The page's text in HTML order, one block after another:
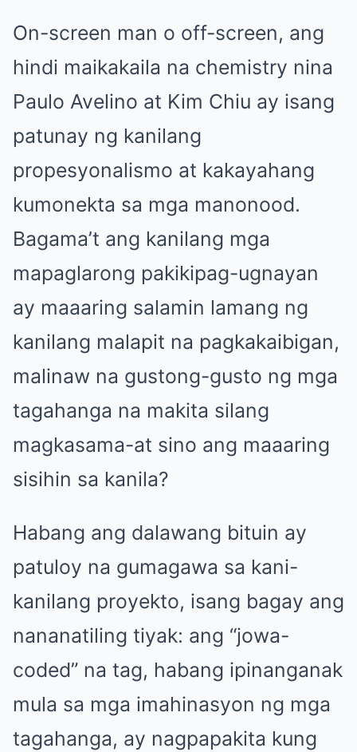
On-screen man o off-screen, ang
hindi maikakaila na chemistry nina
Paulo Avelino at Kim Chiu ay isang
patunay ng kanilang
propesyonalismo at kakayahang
kumonekta sa mga manonood.
Bagama’t ang kanilang mga
mapaglarong pakikipag-ugnayan
ay maaaring salamin lamang ng
kanilang malapit na pagkakaibigan,
malinaw na gustong-gusto ng mga
tagahanga na makita silang
magkasama-at sino ang maaaring
sisihin sa kanila?
Habang ang dalawang bituin ay
patuloy na gumagawa sa kani-
kanilang proyekto, isang bagay ang
nananatiling tiyak: ang “jowa-
coded” na tag, habang ipinanganak
mula sa mga imahinasyon ng mga
tagahanga, ay nagpapakita kung